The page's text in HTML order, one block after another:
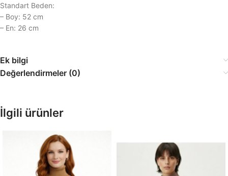
Standart Beden:
– Boy: 52 cm
– En: 26 cm
Ek bilgi
Değerlendirmeler (0)
İlgili ürünler